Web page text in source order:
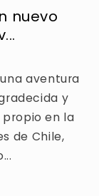
nuevo
aventura
y
en la
de Chile,